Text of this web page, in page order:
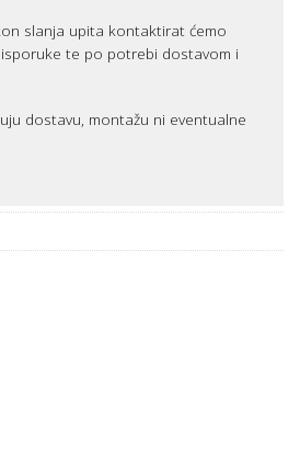
slanja upita kontaktirat ćemo
te po potrebi dostavom i
dostavu, montažu ni eventualne